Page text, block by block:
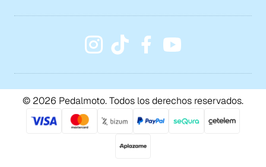
© 2026 Pedalmoto. Todos los derechos reservados.